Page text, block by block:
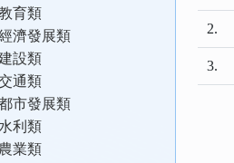
育類
濟發展類
設類
通類
市發展類
利類
業類
2.
3.